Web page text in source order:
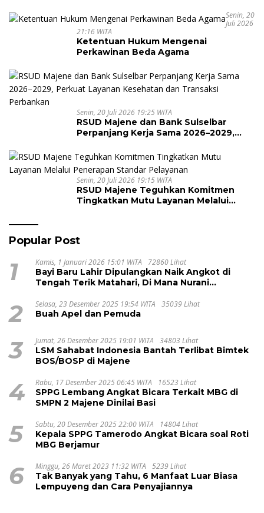
Arithmetic International Competition
2026
Senin, 20
Juli 2026
21:16 WITA
Ketentuan Hukum Mengenai
Perkawinan Beda Agama
Senin, 20 Juli 2026 19:25 WITA
RSUD Majene dan Bank Sulselbar
Perpanjang Kerja Sama 2026–2029,
Transaksi Perbankan
Senin, 20 Juli 2026 19:15 WITA
RSUD Majene Teguhkan Komitmen
Tingkatkan Mutu Layanan Melalui
Popular Post
1 Kamis, 1 Januari 2026 15:01 WITA 72860 Lihat
Bayi Baru Lahir Dipulangkan Naik Angkot di
Tengah Terik Matahari, Di Mana Nurani
2 Selasa, 23 Desember 2025 19:54 WITA 35039 Lihat
Buah Apel dan Pemuda
3 Jumat, 26 Desember 2025 19:01 WITA 34803 Lihat
LSM Sahabat Indonesia Bantah Terlibat Bimtek
BOS/BOSP di Majene
4 Rabu, 17 Desember 2025 06:45 WITA 16523 Lihat
SPPG Lembang Angkat Bicara Terkait MBG di
SMPN 2 Majene Dinilai Basi
5 Sabtu, 20 Desember 2025 22:00 WITA 14804 Lihat
Kepala SPPG Tamerodo Angkat Bicara soal Roti
MBG Berjamur
6 Minggu, 26 Maret 2023 11:32 WITA 5239 Lihat
Tak Banyak yang Tahu, 6 Manfaat Luar Biasa
Lempuyeng dan Cara Penyajiannya